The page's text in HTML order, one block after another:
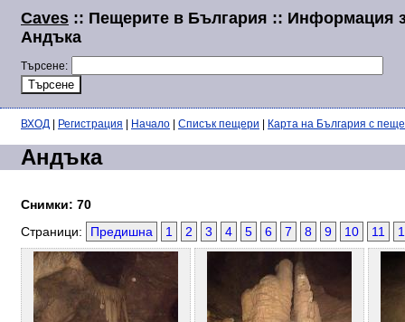
Caves :: Пещерите в България :: Информация
Андъка
Търсене:
ВХОД Регистрация Начало Списък пещери Карта на България с
Андъка
Снимки: 70
Страници:
Предишна 1 2 3 4 5 6 7 8 9 10 11